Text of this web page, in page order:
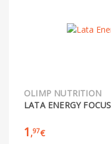
OLIMP NUTRITION
LATA ENERGY
1 ,97€